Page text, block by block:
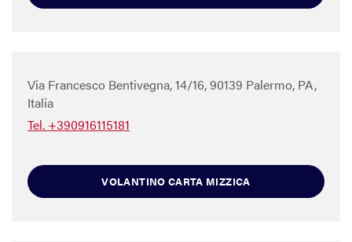
Via Francesco Bentivegna, 14/16, 90139 Palermo, PA,
Italia
Tel. +390916115181
VOLANTINO CARTA MIZZICA